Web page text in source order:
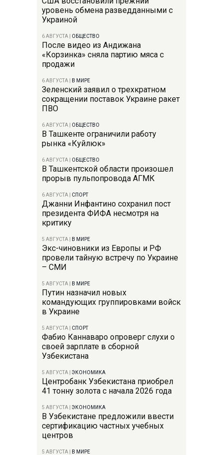
уровень обмена разведданными с
Украиной
6 АВГУСТА ОБЩЕСТВО
После видео из Андижана
«Корзинка» сняла партию мяса с
продажи
6 АВГУСТА В МИРЕ
Зеленский заявил о трехкратном
сокращении поставок Украине ракет
ПВО
6 АВГУСТА ОБЩЕСТВО
В Ташкенте ограничили работу
рынка «Куйлюк»
6 АВГУСТА ОБЩЕСТВО
В Ташкентской области произошел
прорыв пульпопровода АГМК
6 АВГУСТА СПОРТ
Джанни Инфантино сохранил пост
президента ФИФА несмотря на
критику
5 АВГУСТА В МИРЕ
Экс-чиновники из Европы и РФ
провели тайную встречу по Украине
– СМИ
5 АВГУСТА В МИРЕ
Путин назначил новых
командующих группировками войск
в Украине
5 АВГУСТА СПОРТ
Фабио Каннаваро опроверг слухи о
своей зарплате в сборной
Узбекистана
5 АВГУСТА ЭКОНОМИКА
Центробанк Узбекистана приобрел
41 тонну золота с начала 2026 года
5 АВГУСТА ЭКОНОМИКА
В Узбекистане предложили ввести
сертификацию частных учебных
центров
5 АВГУСТА В МИРЕ